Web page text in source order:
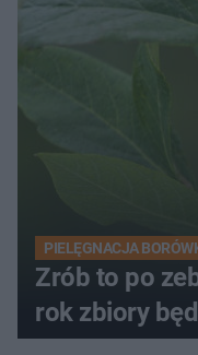
PIELĘGNACJA
Zrób to po
rok zbiory